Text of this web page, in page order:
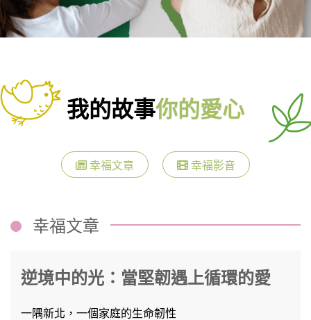
:::
我的故事你的愛心
幸福文章 幸福影音
幸福文章
逆境中的光：當堅韌遇上循環的愛
一隅新北，一個家庭的生命韌性